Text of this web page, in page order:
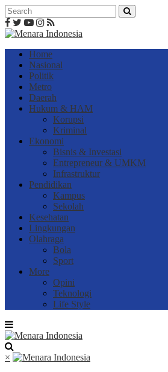
Home
Nasional
Politik
Metro
Daerah
Hukum & HAM
Korupsi
Kriminal
Ekonomi
Bisnis & Investasi
Entrepreneur & UMKM
Infrastruktur
Pendidikan
Kampus
Sekolah
Kesehatan
Lingkungan
Olahraga
Bola
Sport
More
Opini
Teknologi
Life Style
×